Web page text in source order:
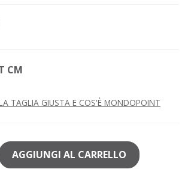
CM
TAGLIA GIUSTA E COS'È MONDOPOINT
AGGIUNGI AL CARRELLO